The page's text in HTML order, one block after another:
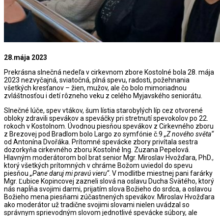
28.mája 2023
Prekrásna slnečná nedeľa v cirkevnom zbore Kostolné bola 28. mája
2023 nezvyčajná, sviatočná, plná spevu, radosti, požehnania
všetkých kresťanov – žien, mužov, ale čo bolo mimoriadnou
zvláštnosťou i detí rôzneho veku z celého Myjavského seniorátu.
Slnečné lúče, spev vtákov, šum lístia starobylých líp cez otvorené
obloky zdravili spevákov a speváčky pri stretnutí spevokolov po 22.
rokoch v Kostolnom. Úvodnou piesňou spevákov z Cirkevného zboru
z Brezovej pod Bradlom bolo Largo zo symfónie č.9 „Z nového světa“
od Antonína Dvořáka. Prítomné spevácke zbory privítala sestra
dozorkyňa cirkevného zboru Kostolné Ing. Zuzana Pepelová.
Hlavným moderátorom bol brat senior Mgr. Miroslav Hvožďara, PhD.,
ktorý všetkých prítomných v chráme Božom uviedol do spevu
piesňou „Pane daruj mi pravú vieru“. V modlitbe miestnej pani farárky
Mgr. Ľubice Kopincovej zazneli slová na oslavu Ducha Svätého, ktorý
nás napĺňa svojimi darmi, prijatím slova Božieho do srdca, a oslavou
Božieho mena piesňami zúčastnených spevákov. Miroslav Hvožďara
ako moderátor už tradične svojimi slovami nielen uvádzal so
správnym sprievodným slovom jednotlivé spevácke súbory, ale